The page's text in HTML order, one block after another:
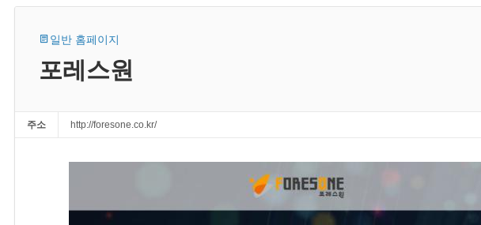
일반 홈페이지
포레스원
주소 http://foresone.co.kr/